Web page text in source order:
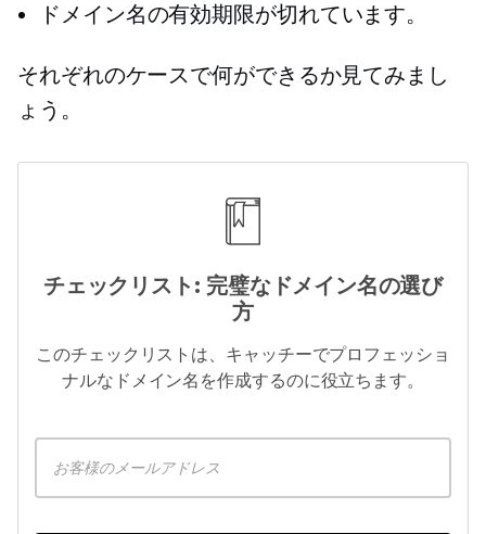
ドメイン名の有効期限が切れています。
それぞれのケースで何ができるか見てみまし
ょう。
チェックリスト: 完璧なドメイン名の選び
方
このチェックリストは、キャッチーでプロフェッショ
ナルなドメイン名を作成するのに役立ちます。